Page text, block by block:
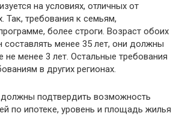
на условиях, отличных от
Так, требования к семьям,
более строги. Возраст обоих
составлять менее 35 лет, они должны
не менее 3 лет. Остальные требования
в других регионах.
подтвердить возможность
по ипотеке, уровень и площадь жилья